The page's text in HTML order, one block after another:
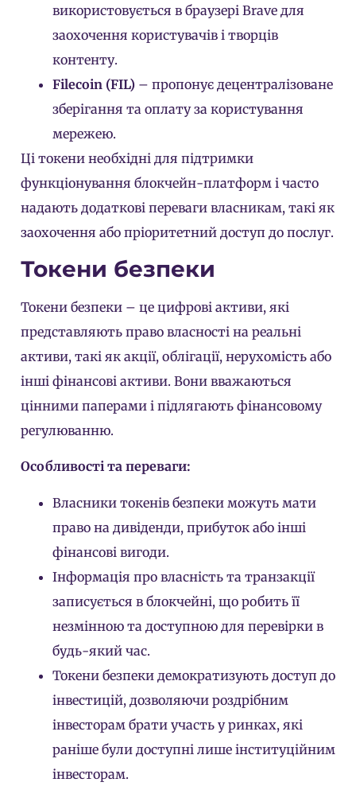
використовується в браузері Brave для
заохочення користувачів і творців
контенту.
Filecoin (FIL) – пропонує децентралізоване
зберігання та оплату за користування
мережею.
Ці токени необхідні для підтримки
функціонування блокчейн-платформ і часто
надають додаткові переваги власникам, такі як
заохочення або пріоритетний доступ до послуг.
Токени безпеки
Токени безпеки – це цифрові активи, які
представляють право власності на реальні
активи, такі як акції, облігації, нерухомість або
інші фінансові активи. Вони вважаються
цінними паперами і підлягають фінансовому
регулюванню.
Особливості та переваги:
Власники токенів безпеки можуть мати
право на дивіденди, прибуток або інші
фінансові вигоди.
Інформація про власність та транзакції
записується в блокчейні, що робить її
незмінною та доступною для перевірки в
будь-який час.
Токени безпеки демократизують доступ до
інвестицій, дозволяючи роздрібним
інвесторам брати участь у ринках, які
раніше були доступні лише інституційним
інвесторам.